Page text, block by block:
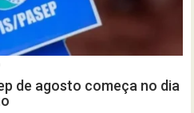
de agosto começa no dia